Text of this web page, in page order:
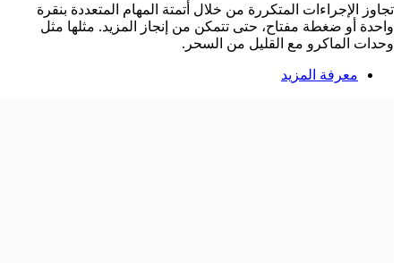
تجاوز الإجراءات المتكررة من خلال أتمتة المهام المتعددة بنقرة
واحدة أو ضغطة مفتاح، حتى تتمكن من إنجاز المزيد. مثلها مثل
وحدات الماكرو مع القليل من السحر.
معرفة المزيد